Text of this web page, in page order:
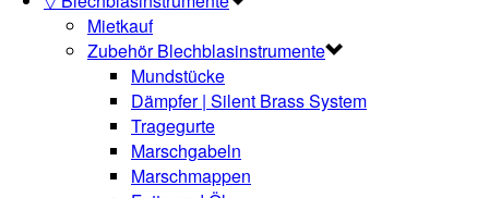
Mietkauf
Zubehör Blechblasinstrumente
Mundstücke
Dämpfer | Silent Brass System
Tragegurte
Marschgabeln
Marschmappen